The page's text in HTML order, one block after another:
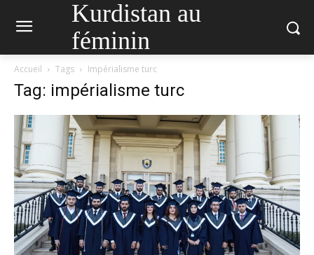
Kurdistan au
féminin
Accueil Tags Impérialisme turc
Tag: impérialisme turc